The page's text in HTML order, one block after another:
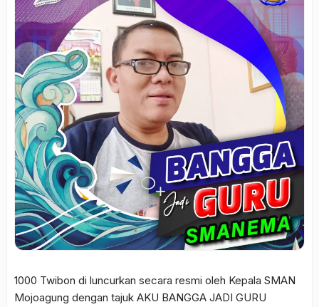
1000 Twibon di luncurkan secara resmi oleh Kepala SMAN
Mojoagung dengan tajuk AKU BANGGA JADI GURU